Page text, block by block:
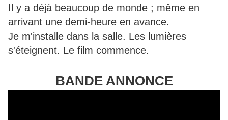
Il y a déjà beaucoup de monde ; même en
arrivant une demi-heure en avance.
Je m'installe dans la salle. Les lumières
s'éteignent. Le film commence.
BANDE ANNONCE